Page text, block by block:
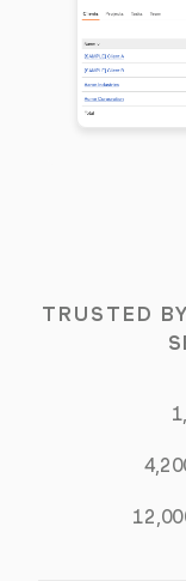
TRUSTED